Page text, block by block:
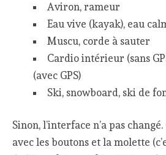
Aviron, rameur
Eau vive (kayak), eau
Muscu, corde à sauter
Cardio intérieur (sans
(avec GPS)
Ski, snowboard, ski de
Sinon, l’interface n’a pas
avec les boutons et la molette